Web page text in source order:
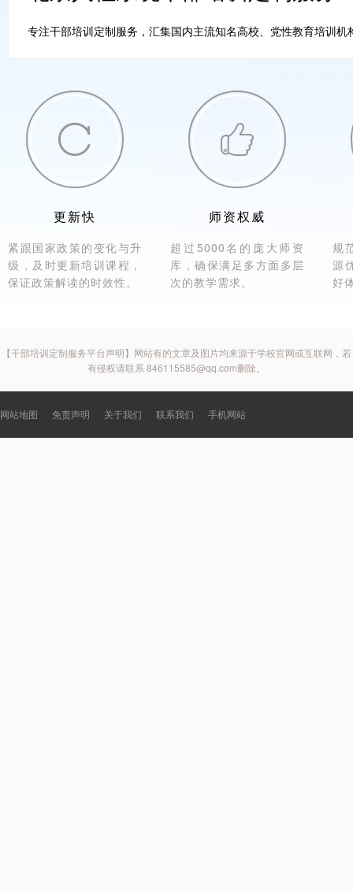
专注干部培训定制服务，汇集国内主流知名高校、党性教育培训

更新快
紧跟国家政策的变化与升
级，及时更新培训课程，
保证政策解读的时效性。

师资权威
超过5000名的庞大师资
库，确保满足多方面多层
次的教学需求。
规
源
好
【干部培训定制服务平台声明】网站有的文章及图片均来源于学校官网或互联网，若
有侵权请联系 846115585@qq.com删除。
网站地图 免责声明 关于我们 联系我们 手机网站